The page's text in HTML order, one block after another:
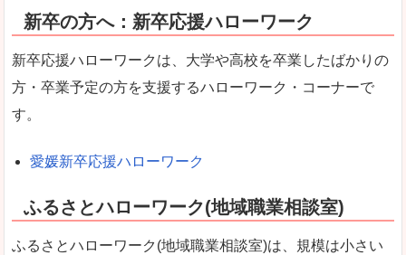
新卒の方へ：新卒応援ハローワーク
新卒応援ハローワークは、大学や高校を卒業したばかりの
方・卒業予定の方を支援するハローワーク・コーナーで
す。
愛媛新卒応援ハローワーク
ふるさとハローワーク(地域職業相談室)
ふるさとハローワーク(地域職業相談室)は、規模は小さい